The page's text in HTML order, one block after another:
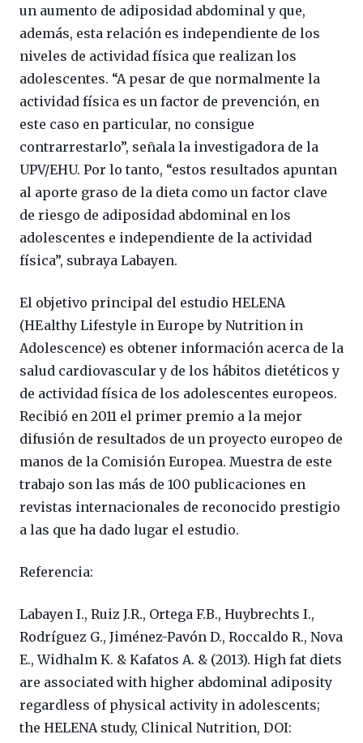
un aumento de adiposidad abdominal y que,
además, esta relación es independiente de los
niveles de actividad física que realizan los
adolescentes. “A pesar de que normalmente la
actividad física es un factor de prevención, en
este caso en particular, no consigue
contrarrestarlo”, señala la investigadora de la
UPV/EHU. Por lo tanto, “estos resultados apuntan
al aporte graso de la dieta como un factor clave
de riesgo de adiposidad abdominal en los
adolescentes e independiente de la actividad
física”, subraya Labayen.
El objetivo principal del estudio HELENA
(HEalthy Lifestyle in Europe by Nutrition in
Adolescence) es obtener información acerca de la
salud cardiovascular y de los hábitos dietéticos y
de actividad física de los adolescentes europeos.
Recibió en 2011 el primer premio a la mejor
difusión de resultados de un proyecto europeo de
manos de la Comisión Europea. Muestra de este
trabajo son las más de 100 publicaciones en
revistas internacionales de reconocido prestigio
a las que ha dado lugar el estudio.
Referencia:
Labayen I., Ruiz J.R., Ortega F.B., Huybrechts I.,
Rodríguez G., Jiménez-Pavón D., Roccaldo R., Nova
E., Widhalm K. & Kafatos A. & (2013). High fat diets
are associated with higher abdominal adiposity
regardless of physical activity in adolescents;
the HELENA study, Clinical Nutrition, DOI: